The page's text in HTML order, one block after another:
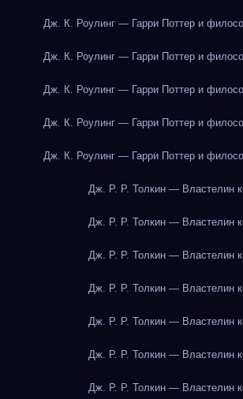
Дж. К. Роулинг — Гарри Поттер и
Дж. К. Роулинг — Гарри Поттер и
Дж. К. Роулинг — Гарри Поттер и
Дж. К. Роулинг — Гарри Поттер и
Дж. К. Роулинг — Гарри Поттер и
Дж. Р. Р. Толкин — Властелин
Дж. Р. Р. Толкин — Властелин
Дж. Р. Р. Толкин — Властелин
Дж. Р. Р. Толкин — Властелин
Дж. Р. Р. Толкин — Властелин
Дж. Р. Р. Толкин — Властелин
Дж. Р. Р. Толкин — Властелин